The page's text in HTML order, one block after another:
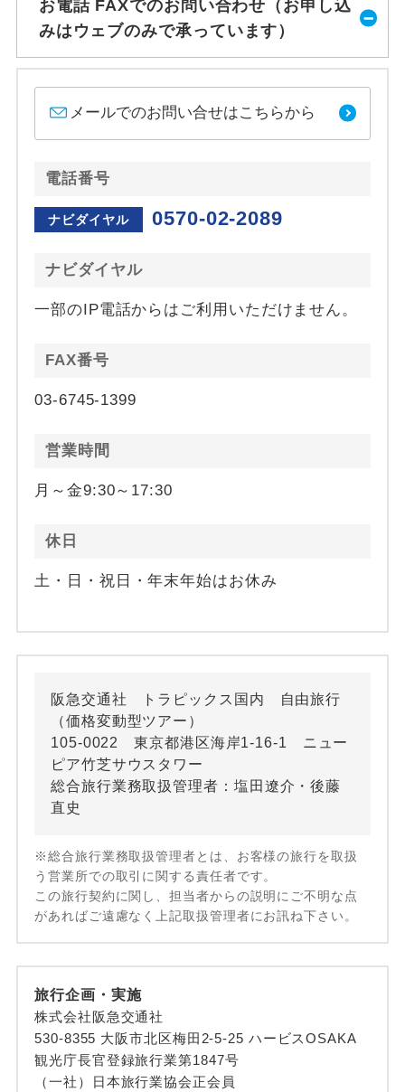
お電話 FAXでのお問い合わせ（お申し込
みはウェブのみで承っています）
メールでのお問い合せはこちらから
電話番号
ナビダイヤル 0570-02-2089
ナビダイヤル
一部のIP電話からはご利用いただけません。
FAX番号
03-6745-1399
営業時間
月～金9:30～17:30
休日
土・日・祝日・年末年始はお休み
阪急交通社 トラピックス国内 自由旅行
（価格変動型ツアー）
105-0022 東京都港区海岸1-16-1 ニュー
ピア竹芝サウスタワー
総合旅行業務取扱管理者：塩田遼介・後藤
直史
※総合旅行業務取扱管理者とは、お客様の旅行を取扱
う営業所での取引に関する責任者です。
この旅行契約に関し、担当者からの説明にご不明な点
があればご遠慮なく上記取扱管理者にお訊ね下さい。
旅行企画・実施
株式会社阪急交通社
530-8355 大阪市北区梅田2-5-25 ハービスOSAKA
観光庁長官登録旅行業第1847号
（一社）日本旅行業協会正会員